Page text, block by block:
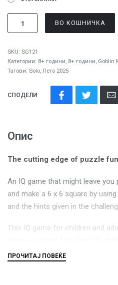
ВО КОШНИЧКА
SKU: SG121
Категории: 8+ години, 8+ години, Goblin
Тагови: Solo, Лето 2025
СПОДЕЛИ
Опис
The cutting edge of puzzle
An IQ game that might leave
and make a 6 x 6 square by
and the hints given in the
This IQ game for children and
– to get you in the right “frame” of